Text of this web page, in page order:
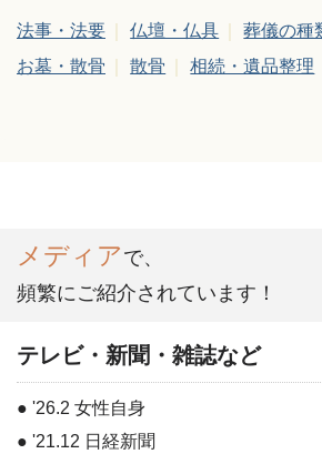
法事・法要 仏壇・仏具
葬儀の種
お墓・散骨
散骨 相続・遺品整理
メディア で、
頻繁にご紹介されています！
テレビ・新聞・雑誌など
● '26.2 女性自身
● '21.12 日経新聞